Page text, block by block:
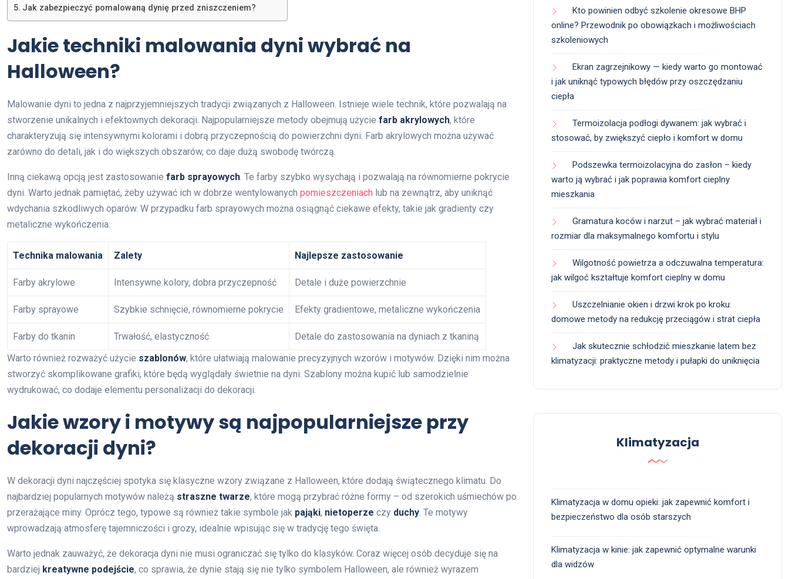
Jak zabezpieczyć pomalowaną dynię przed zniszczeniem?
Jakie techniki malowania dyni wybrać na
Halloween?
Malowanie dyni to jedna z najprzyjemniejszych tradycji związanych z Halloween. Istnieje wiele technik, które pozwalają na
stworzenie unikalnych i efektownych dekoracji. Najpopularniejsze metody obejmują użycie farb akrylowych, które
charakteryzują się intensywnymi kolorami i dobrą przyczepnością do powierzchni dyni. Farb akrylowych można używać
zarówno do detali, jak i do większych obszarów, co daje dużą swobodę twórczą.
Inną ciekawą opcją jest zastosowanie farb sprayowych. Te farby szybko wysychają i pozwalają na równomierne pokrycie
dyni. Warto jednak pamiętać, żeby używać ich w dobrze wentylowanych pomieszczeniach lub na zewnątrz, aby uniknąć
wdychania szkodliwych oparów. W przypadku farb sprayowych można osiągnąć ciekawe efekty, takie jak gradienty czy
metaliczne wykończenia.
Technika malowania Zalety Najlepsze zastosowanie
Farby akrylowe Intensywne kolory, dobra przyczepność Detale i duże powierzchnie
Farby sprayowe Szybkie schnięcie, równomierne pokrycie Efekty gradientowe, metaliczne wykończenia
Farby do tkanin Trwałość, elastyczność
Detale do zastosowania na dyniach z tkaniną
Warto również rozważyć użycie szablonów, które ułatwiają malowanie precyzyjnych wzorów i motywów. Dzięki nim można
stworzyć skomplikowane grafiki, które będą wyglądały świetnie na dyni. Szablony można kupić lub samodzielnie
wydrukować, co dodaje elementu personalizacji do dekoracji.
Jakie wzory i motywy są najpopularniejsze przy
dekoracji dyni?
W dekoracji dyni najczęściej spotyka się klasyczne wzory związane z Halloween, które dodają świątecznego klimatu. Do
najbardziej popularnych motywów należą straszne twarze, które mogą przybrać różne formy – od szerokich uśmiechów po
przerażające miny. Oprócz tego, typowe są również takie symbole jak pająki, nietoperze czy duchy. Te motywy
wprowadzają atmosferę tajemniczości i grozy, idealnie wpisując się w tradycję tego święta.
Warto jednak zauważyć, że dekoracja dyni nie musi ograniczać się tylko do klasyków. Coraz więcej osób decyduje się na
bardziej kreatywne podejście, co sprawia, że dynie stają się nie tylko symbolem Halloween, ale również wyrazem
Kto powinien odbyć szkolenie okresowe BHP
online? Przewodnik po obowiązkach i możliwościach
szkoleniowych
Ekran zagrzejnikowy — kiedy warto go montować
i jak uniknąć typowych błędów przy oszczędzaniu
ciepła
Termoizolacja podłogi dywanem: jak wybrać i
stosować, by zwiększyć ciepło i komfort w domu
Podszewka termoizolacyjna do zasłon – kiedy
warto ją wybrać i jak poprawia komfort cieplny
mieszkania
Gramatura koców i narzut – jak wybrać materiał i
rozmiar dla maksymalnego komfortu i stylu
Wilgotność powietrza a odczuwalna temperatura:
jak wilgoć kształtuje komfort cieplny w domu
Uszczelnianie okien i drzwi krok po kroku:
domowe metody na redukcję przeciągów i strat ciepła
Jak skutecznie schłodzić mieszkanie latem bez
klimatyzacji: praktyczne metody i pułapki do uniknięcia
Klimatyzacja
Klimatyzacja w domu opieki: jak zapewnić komfort i
bezpieczeństwo dla osób starszych
Klimatyzacja w kinie: jak zapewnić optymalne warunki
dla widzów